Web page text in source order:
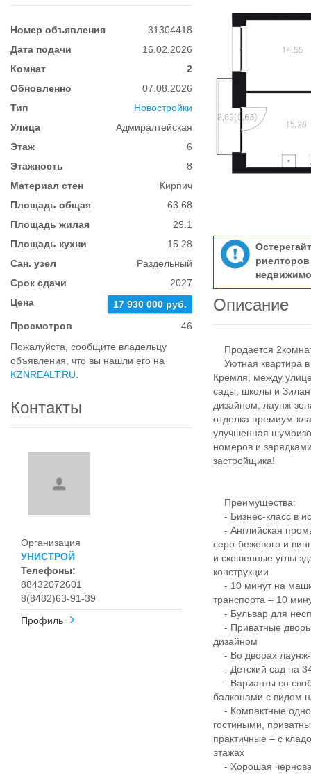
Номер объявления
31304418
Дата подачи
16.02.2026
Комнат
2
Обновленно
07.08.2026
Тип
Новостройки
Улица
Адмиралтейская
Этаж
6
Этажность
8
Материал стен
Кирпич
Площадь общая
63.68
Площадь жилая
29.1
Площадь кухни
15.28
Сан. узел
Раздельный
Срок сдачи
2027
Цена
17 930 000 руб.
Просмотров
46
Пожалуйста, сообщите владельцу
объявления, что вы нашли его на
KZNREALT.RU
Контакты
Организация
УНИСТРОЙ
Телефоны:
88432072601
8(8482)63-91-39
Профиль
Описание
Продается
Уютная квартира в
Кремля, между
сады, школы и
дизайном, лаунж-
отделка премиум-
улучшенная
номеров и
застройщика!
Преимущества:
- Бизнес-класс в
- Английская
серо-бежевого и
и скошенные углы
конструкции
- 10 минут на
транспорта – 10
- Бульвар для
- Приватные
дизайном
- Во дворах лаунж-
- Детский сад на
- Варианты со
балконами с видом
- Компактные
гостиными,
практичные – с
этажах
- Хорошая